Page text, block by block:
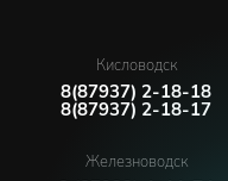
Кисловодск
8(87937) 2-18-18
8(87937) 2-18-17
Железноводск